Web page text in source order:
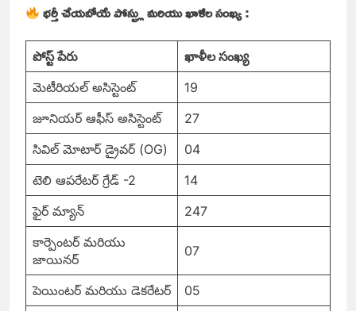
భర్తీ చేయబోయే పోస్ట్లు మరియు ఖాళీల సంఖ్య :
పోస్ట్ పేరు
ఖాళీల సంఖ్య
మెటీరియల్ అసిస్టెంట్
19
జూనియర్ ఆఫీస్ అసిస్టెంట్
27
సివిల్ మోటార్ డ్రైవర్ (OG)
04
టెలి ఆపరేటర్ గ్రేడ్ -2
14
ఫైర్ మ్యాన్
247
కార్పెంటర్ మరియు
జాయినర్
07
పెయింటర్ మరియు డెకరేటర్
05